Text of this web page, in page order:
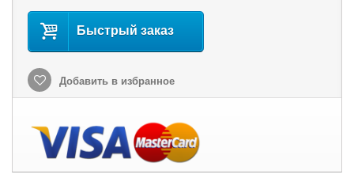
Быстрый заказ
Добавить в избранное